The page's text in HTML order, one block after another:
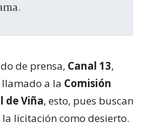
de prensa, Canal 13,
a la Comisión
de Viña, esto, pues buscan
licitación como desierto.